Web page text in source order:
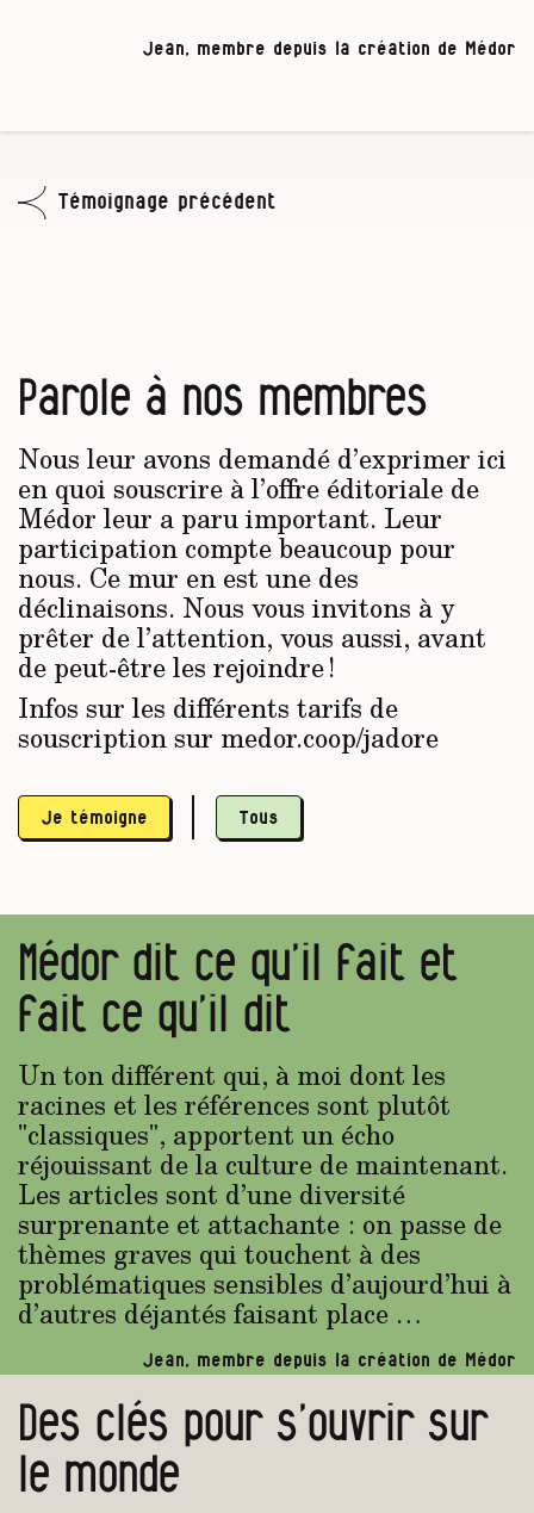
Jean, membre depuis la création de Médor
Témoignage précédent
Parole à nos membres
Nous leur avons demandé d’exprimer ici
en quoi souscrire à l’offre éditoriale de
Médor leur a paru important. Leur
participation compte beaucoup pour
nous. Ce mur en est une des
déclinaisons. Nous vous invitons à y
prêter de l’attention, vous aussi, avant
de peut-être les rejoindre !
Infos sur les différents tarifs de
souscription sur medor.coop/jadore
Je témoigne Tous
Médor dit ce qu’il fait et
fait ce qu’il dit
Un ton différent qui, à moi dont les
racines et les références sont plutôt
"classiques", apportent un écho
réjouissant de la culture de maintenant.
Les articles sont d’une diversité
surprenante et attachante : on passe de
thèmes graves qui touchent à des
problématiques sensibles d’aujourd’hui à
d’autres déjantés faisant place …
Jean, membre depuis la création de Médor
Des clés pour s’ouvrir sur
le monde